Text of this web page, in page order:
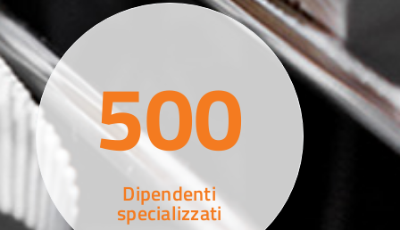
500
Dipendenti
specializzati